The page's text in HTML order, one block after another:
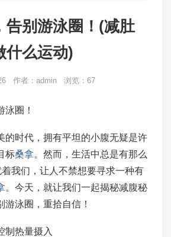
告别游泳圈！(减肚
什么运动)
作者：admin 浏览：67
泳圈！
的时代，拥有平坦的小腹无疑是许
标桑拿。然而，生活中总是有那么
着我们，让人不禁想要寻求一种有
。今天，就让我们一起揭秘减腹秘
游泳圈，重拾自信！
制热量摄入